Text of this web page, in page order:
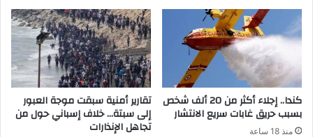
كندا.. إجلاء أكثر من 20 ألف شخص
بسبب حريق غابات سريع الانتشار
منذ 18 ساعة
تقارير أمنية سبقت موجة العبور
إلى سبتة… خلاف إسباني حول من
تجاهل الإنذارات